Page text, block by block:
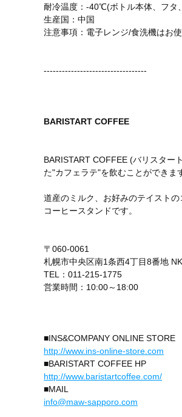
耐冷温度：-40℃(ボトル本体、フタ
生産国：中国
注意事項：電子レンジ/食洗機はお
----------------------------------
BARISTART COFFEE
BARISTART COFFEE (バリスター
た"カフェラテ"を飲むことができま
道産のミルク、お好みのテイスト
コーヒースタンドです。
〒060-0061
札幌市中央区南1条西4丁目8番地
TEL：011-215-1775
営業時間：10:00～18:00
■INS&COMPANY ONLINE STORE
http://www.ins-online-store.com
■BARISTART COFFEE HP
http://www.baristartcoffee.com/
■MAIL
info@maw-sapporo.com